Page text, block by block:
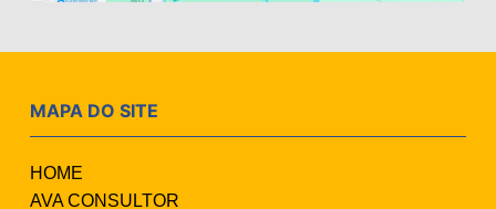
MAPA DO SITE
HOME
AVA CONSULTOR